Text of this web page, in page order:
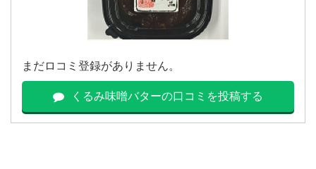
まだロコミ登録がありません。
くるみ味噌バターの口コミを投稿する